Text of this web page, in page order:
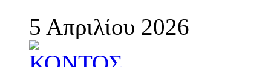
5 Απριλίου 2026